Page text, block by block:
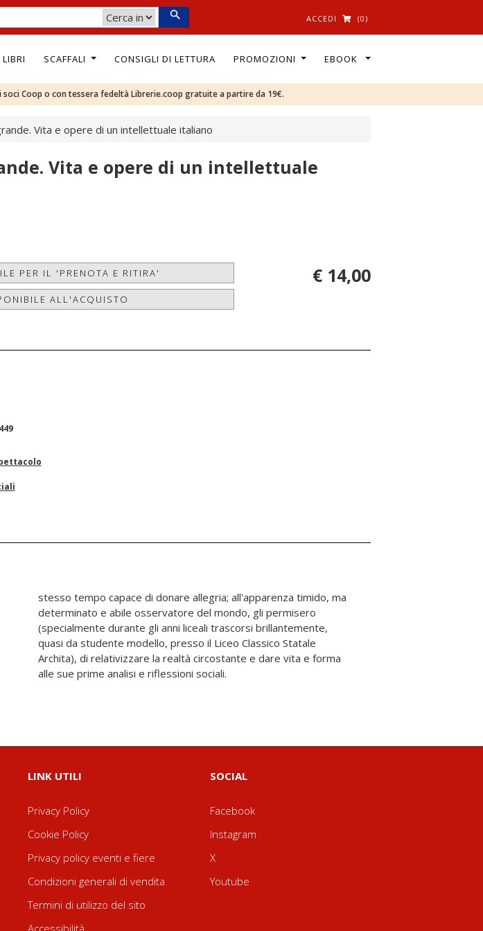
ACCEDI (0)
LIBRI SCAFFALI CONSIGLI DI LETTURA PROMOZIONI EBOOK
Coop o con tessera fedeltà Librerie.coop gratuite a partire da 19€.
Vita e opere di un intellettuale italiano
Vita e opere di un intellettuale
PER IL 'PRENOTA E RITIRA'
ALL'ACQUISTO
€ 14,00
alle sue prime analisi e riflessioni sociali.
LINK UTILI
Privacy Policy
Cookie Policy
Privacy policy eventi e fiere
Condizioni generali di vendita
Termini di utilizzo del sito
Accessibilità
SOCIAL
Facebook
Instagram
X
Youtube